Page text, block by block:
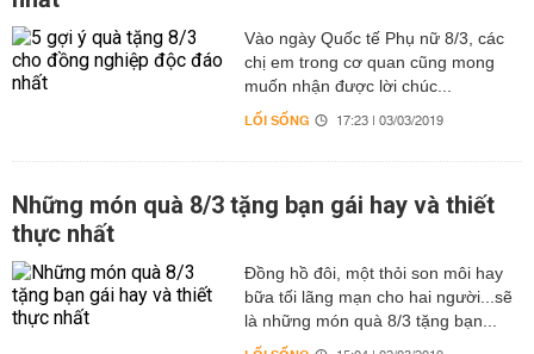
Vào ngày Quốc tế Phụ nữ 8/3, các
chị em trong cơ quan cũng mong
muốn nhận được lời chúc...
LỐI SỐNG 17:23 | 03/03/2019
Những món quà 8/3 tặng bạn gái hay và thiết
thực nhất
Đồng hồ đôi, một thỏi son môi hay
bữa tối lãng mạn cho hai người...sẽ
là những món quà 8/3 tặng bạn...